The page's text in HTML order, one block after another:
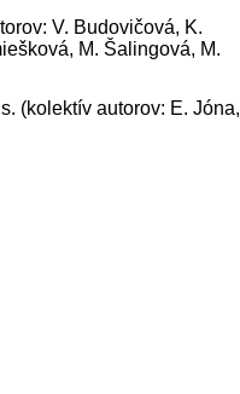
V. Budovičová, K.
M. Šalingová, M.
(kolektív autorov: E. Jóna,